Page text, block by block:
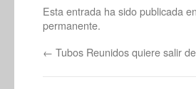
Esta entrada ha sido publicada en
permanente.
← Tubos Reunidos quiere salir